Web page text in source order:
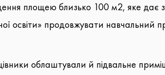
площею близько 100 м2, яке
освіти» продовжувати навчальний
облаштували й підвальне